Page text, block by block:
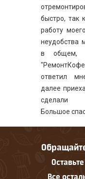
быстро, так
работу
неудобства
в общем,
ответил
далее
сделали
Большое
Все